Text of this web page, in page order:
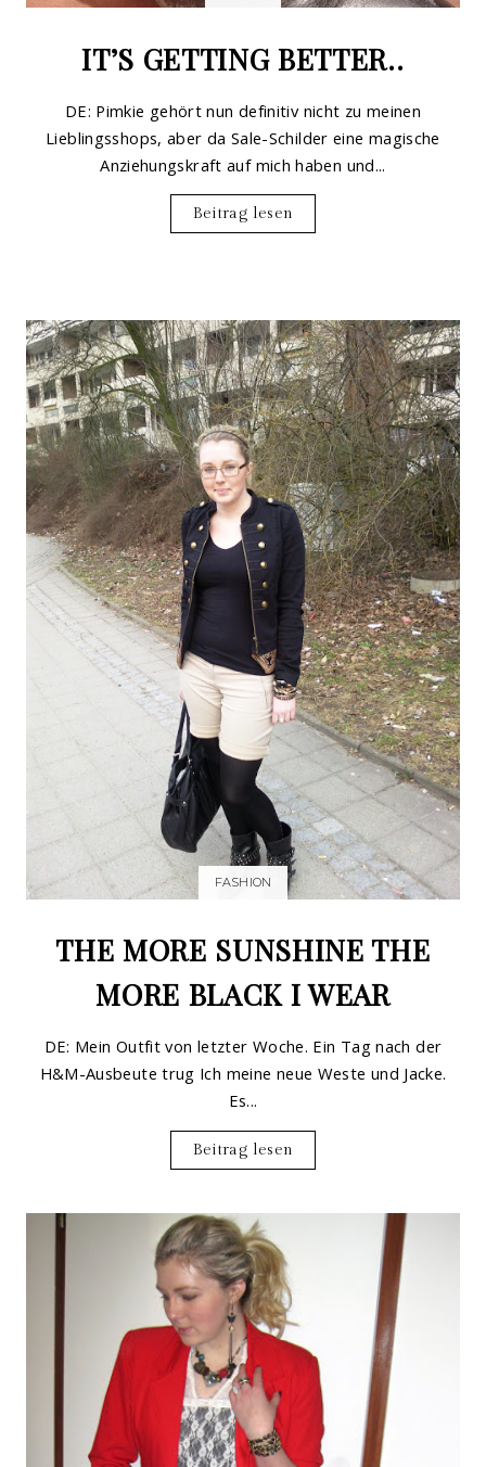
IT’S GETTING BETTER..
DE: Pimkie gehört nun definitiv nicht zu meinen
Lieblingsshops, aber da Sale-Schilder eine magische
Anziehungskraft auf mich haben und...
Beitrag lesen
FASHION
THE MORE SUNSHINE THE
MORE BLACK I WEAR
DE: Mein Outfit von letzter Woche. Ein Tag nach der
H&M-Ausbeute trug Ich meine neue Weste und Jacke.
Es...
Beitrag lesen